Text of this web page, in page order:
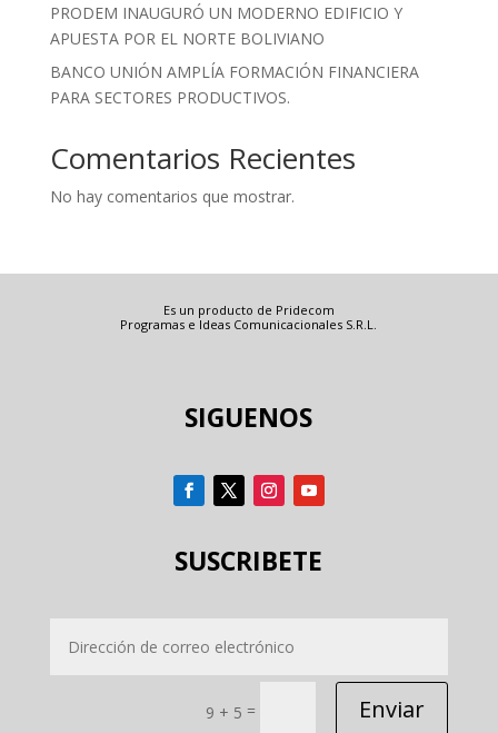
PRODEM INAUGURÓ UN MODERNO EDIFICIO Y
APUESTA POR EL NORTE BOLIVIANO
BANCO UNIÓN AMPLÍA FORMACIÓN FINANCIERA
PARA SECTORES PRODUCTIVOS.
Comentarios Recientes
No hay comentarios que mostrar.
Es un producto de Pridecom
Programas e Ideas Comunicacionales S.R.L.
SIGUENOS
SUSCRIBETE
9 + 5 = Enviar